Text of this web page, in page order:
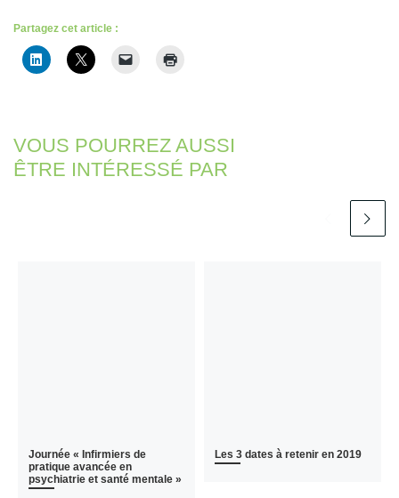
Partagez cet article :
VOUS POURREZ AUSSI
ÊTRE INTÉRESSÉ PAR
Journée « Infirmiers de
pratique avancée en
psychiatrie et santé mentale »
Les 3 dates à retenir en 2019